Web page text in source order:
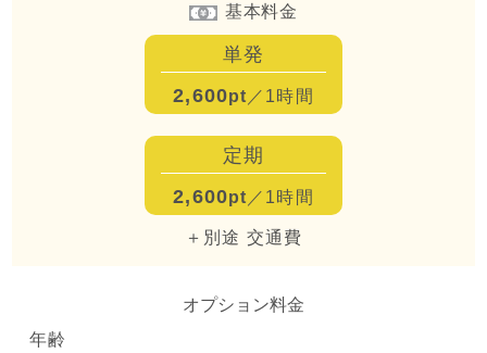
基本料金
単発
2,600pt ／1時間
定期
2,600pt ／1時間
＋別途 交通費
オプション料金
年齢